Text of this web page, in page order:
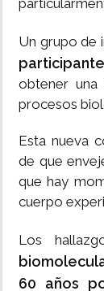
Un grupo de
obtener una
procesos
Esta nueva
de que
que hay
cuerpo
Los
60 años